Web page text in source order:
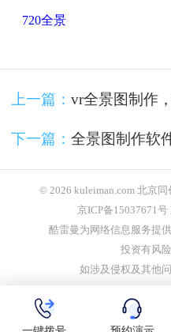
720全景
上一篇： vr全景图制作
下一篇： 全景图制作软
© 2026 kuleiman.com 北京
京ICP备15037671
酷雷曼为网络信息服务提
投资有风
如涉及侵权及其他